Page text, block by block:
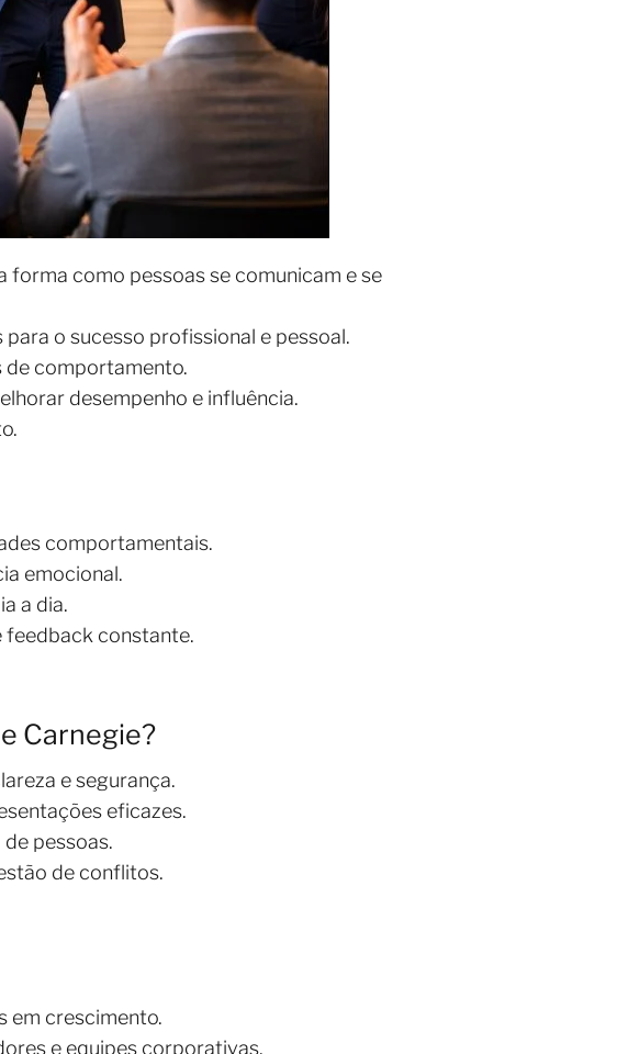
como pessoas se comunicam e se
o sucesso profissional e pessoal.
de comportamento.
desempenho e influência.
comportamentais.
emocional.
a dia.
feedback constante.
Carnegie?
e segurança.
eficazes.
pessoas.
de conflitos.
em crescimento.
e equipes corporativas.